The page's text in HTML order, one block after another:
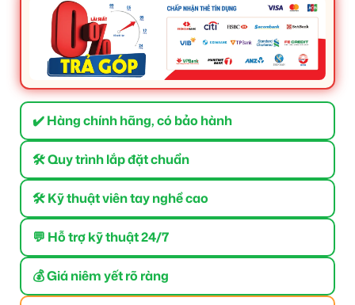
✔️ Hàng chính hãng, có bảo hành
🛠 Quy trình lắp đặt chuẩn
🛠 Kỹ thuật viên tay nghề cao
💬 Hỗ trợ kỹ thuật 24/7
💰 Giá niêm yết rõ ràng